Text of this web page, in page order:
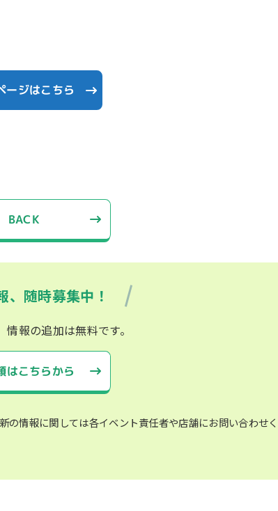
ージはこちら
BACK
、随時募集中！
報の追加は無料です。
はこちらから
情報に関しては各イベント責任者や店舗にお問い合わせく